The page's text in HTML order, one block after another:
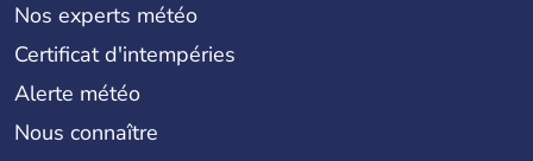
Nos experts météo
Certificat d'intempéries
Alerte météo
Nous connaître